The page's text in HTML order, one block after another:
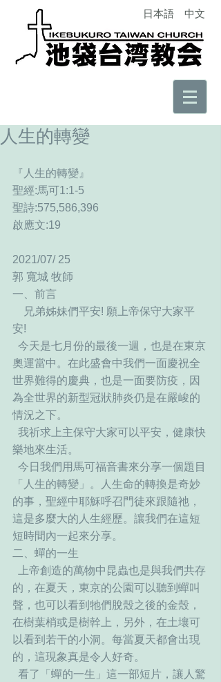
日本語 中文
人生的轉變
『人生的轉變』
聖經:馬可1:1-5
聖詩:575,586,396
啟應文:19
2021/07/ 25
郭 寬城 牧師
一、前言
安!
奧運當中。在此盛會中我們一面慶祝全
世界難得的慶典，也是一面要防疫，因
為全世界的新型冠狀肺炎仍是在嚴峻的
情況之下。
樂地來生活。
「人生的轉變」。人生命的轉換是奇妙
的事，聖經中耶穌呼召門徒來跟隨祂，
這是多麼大的人生經歷。讓我們在這短
短時間內一起來分享。
二、蟬的一生
的，在夏天，東京的公園可以聽到蟬叫
聲，也可以看到牠們脫殼之後的金殼，
在樹葉梢或是樹幹上，另外，在土壤可
以看到若干的小洞。每當夏天都會出現
的，這現象真是令人好奇。